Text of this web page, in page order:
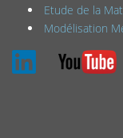
Etude de la
Modélisation